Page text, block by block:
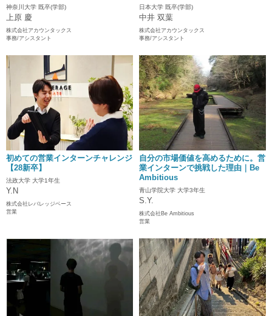
神奈川大学 既卒(学部)
上原 慶
株式会社アカウンタックス
事務/アシスタント
日本大学 既卒(学部)
中井 双葉
株式会社アカウンタックス
事務/アシスタント
初めての営業インターンチャレンジ
【28新卒】
法政大学 大学1年生
Y.N
株式会社レバレッジベース
営業
自分の市場価値を高めるために。営
業インターンで挑戦した理由｜Be
Ambitious
青山学院大学 大学3年生
S.Y.
株式会社Be Ambitious
営業